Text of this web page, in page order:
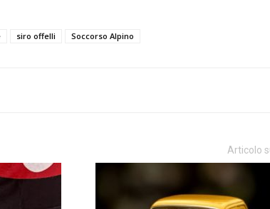
siro offelli Soccorso Alpino
Articolo